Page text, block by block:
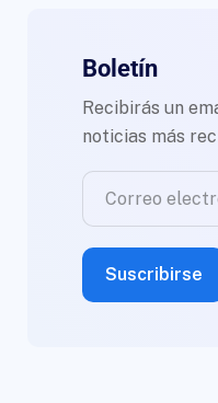
Boletín
Recibirás un
noticias más